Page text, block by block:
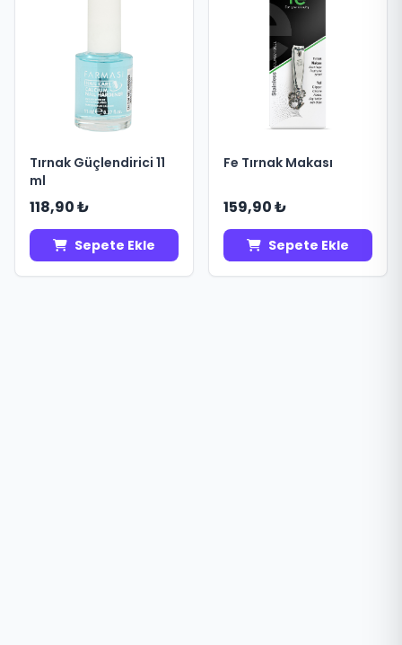
Tırnak Güçlendirici 11
ml
118,90 ₺
Sepete Ekle
Fe Tırnak Makası
159,90 ₺
Sepete Ekle